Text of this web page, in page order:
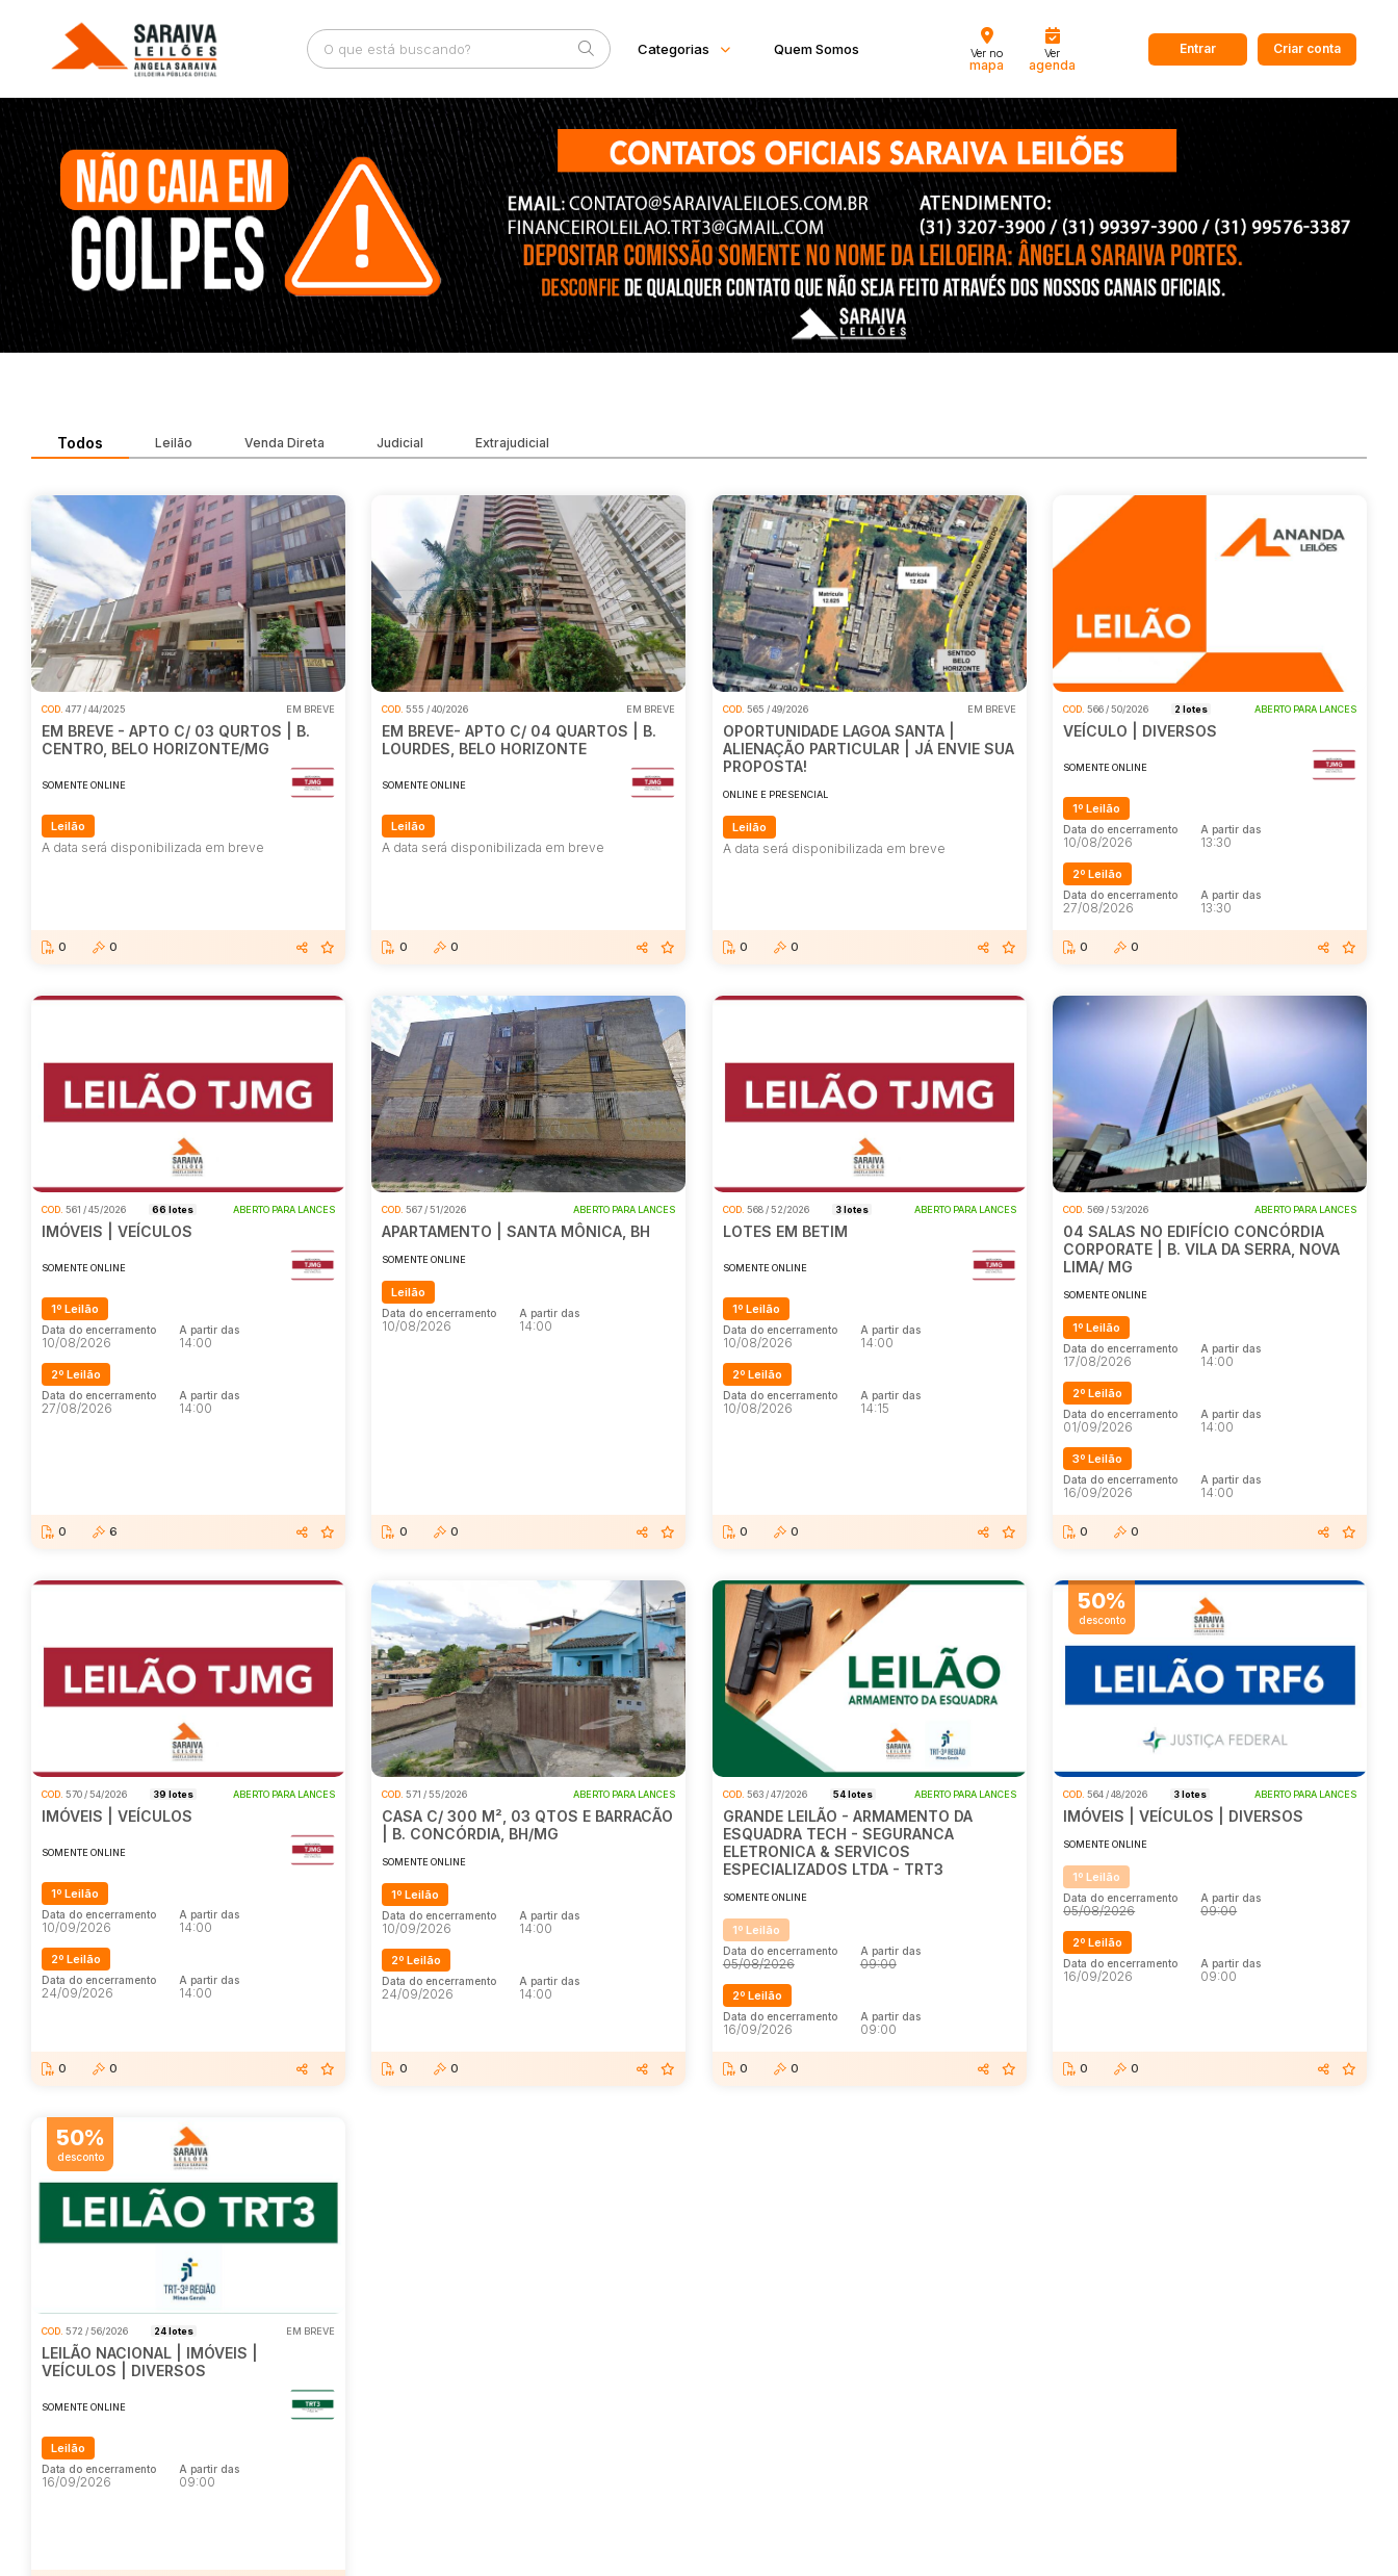
Busca por palavra-chave Categoria Subcategoria Estados Cidade
Bairro Comitente
Judiciais Extrajudiciais
Faixa de valor
R$ até R$
Categorias
Diversos
Arma/Segurança
Combustível
Mobiliário
Eletros/eletrônicos
Eletrodoméstico
Equipamentos
Industrial
Imóveis
Apartamento
Apartamentos
Rural
Vaga de Garagem
Materiais
Bens diversos
Veículos
Caminhão
Carro
Carros
Moto
Motocicleta
Ônibus
Quem Somos
Eventos
Fale Conosco
Ver no
mapa
Ver
agenda
Entrar Criar conta
Todos Leilão Venda Direta Judicial Extrajudicial
COD. 477 / 44/2025 EM BREVE
EM BREVE - APTO C/ 03 QURTOS | B.
CENTRO, BELO HORIZONTE/MG
SOMENTE ONLINE
Leilão
A data será disponibilizada em breve
0 0
COD. 555 / 40/2026 EM BREVE
EM BREVE- APTO C/ 04 QUARTOS | B.
LOURDES, BELO HORIZONTE
SOMENTE ONLINE
Leilão
A data será disponibilizada em breve
0 0
COD. 565 / 49/2026 EM BREVE
OPORTUNIDADE LAGOA SANTA |
ALIENAÇÃO PARTICULAR | JÁ ENVIE SUA
PROPOSTA!
ONLINE E PRESENCIAL
Leilão
A data será disponibilizada em breve
0 0
COD. 566 / 50/2026 2 lotes ABERTO PARA LANCES
VEÍCULO | DIVERSOS
SOMENTE ONLINE
1º Leilão
Data do encerramento
10/08/2026
A partir das
13:30
2º Leilão
Data do encerramento
27/08/2026
A partir das
13:30
0 0
COD. 561 / 45/2026 66 lotes ABERTO PARA LANCES
IMÓVEIS | VEÍCULOS
SOMENTE ONLINE
1º Leilão
Data do encerramento
10/08/2026
A partir das
14:00
2º Leilão
Data do encerramento
27/08/2026
A partir das
14:00
0 6
COD. 567 / 51/2026 ABERTO PARA LANCES
APARTAMENTO | SANTA MÔNICA, BH
SOMENTE ONLINE
Leilão
Data do encerramento
10/08/2026
A partir das
14:00
0 0
COD. 568 / 52/2026 3 lotes ABERTO PARA LANCES
LOTES EM BETIM
SOMENTE ONLINE
1º Leilão
Data do encerramento
10/08/2026
A partir das
14:00
2º Leilão
Data do encerramento
10/08/2026
A partir das
14:15
0 0
COD. 569 / 53/2026 ABERTO PARA LANCES
04 SALAS NO EDIFÍCIO CONCÓRDIA
CORPORATE | B. VILA DA SERRA, NOVA
LIMA/ MG
SOMENTE ONLINE
1º Leilão
Data do encerramento
17/08/2026
A partir das
14:00
2º Leilão
Data do encerramento
01/09/2026
A partir das
14:00
3º Leilão
Data do encerramento
16/09/2026
A partir das
14:00
0 0
COD. 570 / 54/2026 39 lotes ABERTO PARA LANCES
IMÓVEIS | VEÍCULOS
SOMENTE ONLINE
1º Leilão
Data do encerramento
10/09/2026
A partir das
14:00
2º Leilão
Data do encerramento
24/09/2026
A partir das
14:00
0 0
COD. 571 / 55/2026 ABERTO PARA LANCES
CASA C/ 300 M², 03 QTOS E BARRACÃO
| B. CONCÓRDIA, BH/MG
SOMENTE ONLINE
1º Leilão
Data do encerramento
10/09/2026
A partir das
14:00
2º Leilão
Data do encerramento
24/09/2026
A partir das
14:00
0 0
COD. 563 / 47/2026 54 lotes ABERTO PARA LANCES
GRANDE LEILÃO - ARMAMENTO DA
ESQUADRA TECH - SEGURANCA
ELETRONICA & SERVICOS
ESPECIALIZADOS LTDA - TRT3
SOMENTE ONLINE
1º Leilão
Data do encerramento
05/08/2026
A partir das
09:00
2º Leilão
Data do encerramento
16/09/2026
A partir das
09:00
0 0
50%
desconto
COD. 564 / 48/2026 3 lotes ABERTO PARA LANCES
IMÓVEIS | VEÍCULOS | DIVERSOS
SOMENTE ONLINE
1º Leilão
Data do encerramento
05/08/2026
A partir das
09:00
2º Leilão
Data do encerramento
16/09/2026
A partir das
09:00
0 0
50%
desconto
COD. 572 / 56/2026 24 lotes EM BREVE
LEILÃO NACIONAL | IMÓVEIS |
VEÍCULOS | DIVERSOS
SOMENTE ONLINE
Leilão
Data do encerramento
16/09/2026
A partir das
09:00